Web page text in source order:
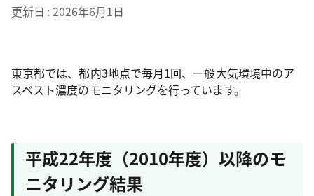
更新日 2026年6月1日
東京都では、都内3地点で毎月1回、一般大気環境中のア
スベスト濃度のモニタリングを行っています。
平成22年度（2010年度）以降のモ
ニタリング結果